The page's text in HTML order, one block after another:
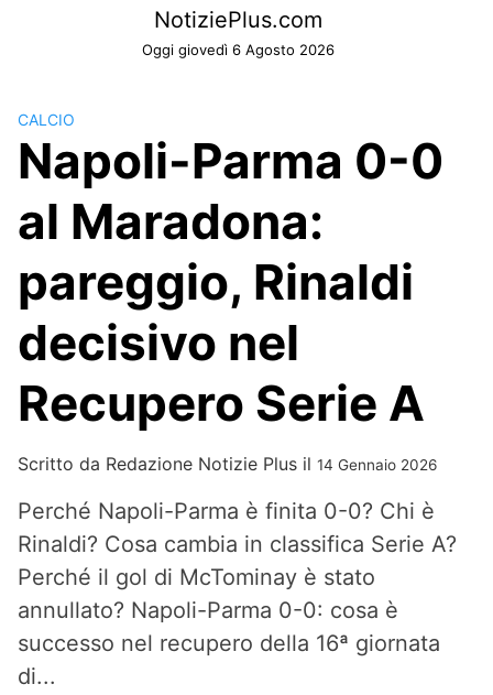
NotiziePlus.com
Oggi giovedì 6 Agosto 2026
CALCIO
Napoli-Parma 0-0
al Maradona:
pareggio, Rinaldi
decisivo nel
Recupero Serie A
Scritto da Redazione Notizie Plus il 14 Gennaio 2026
Perché Napoli-Parma è finita 0-0? Chi è
Rinaldi? Cosa cambia in classifica Serie A?
Perché il gol di McTominay è stato
annullato? Napoli-Parma 0-0: cosa è
successo nel recupero della 16ª giornata
di...